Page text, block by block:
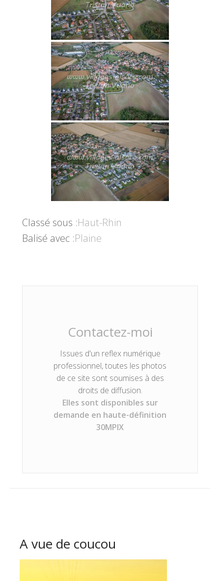
Classé sous :Haut-Rhin
Balisé avec :Plaine
Contactez-moi
Issues d'un reflex numérique
professionnel, toutes les photos
de ce site sont soumises à des
droits de diffusion.
Elles sont disponibles sur
demande en haute-définition
30MPIX
A vue de coucou